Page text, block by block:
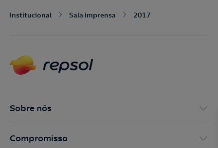
Institucional Sala imprensa 2017
Sobre nós
Compromisso